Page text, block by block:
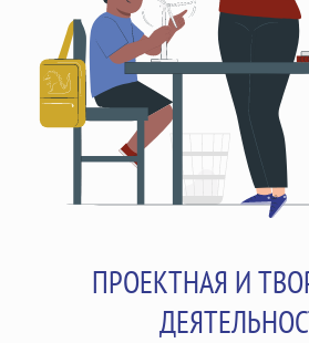
ПРОЕКТНАЯ И